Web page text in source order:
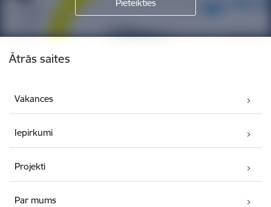
Ātrās saites
Vakances
Iepirkumi
Projekti
Par mums